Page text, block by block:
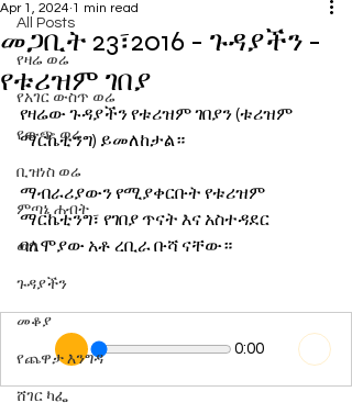
All Posts
የዛሬ ወሬ
የአገር ውስጥ ወሬ
የውጭ ወሬ
ቢዝነስ ወሬ
ምጣኔ ሐብት
ወግ
ጉዳያችን
መቆያ
የጨዋታ እንግዳ
ሸገር ካፌ
መጋቢት 23፣2016 - ጉዳያችን -
የቱሪዝም ገበያ
Apr 1, 2024 1 min read
የዛሬው ጉዳያችን የቱሪዝም ገበያን (ቱሪዝም
ማርኬቲንግ) ይመለከታል።
ማብራሪያውን የሚያቀርቡት የቱሪዝም
ማርኬቲንግ፣ የገበያ ጥናት እና አስተዳደር
ባለሞያው አቶ ረቢራ ቡሻ ናቸው።
0:00